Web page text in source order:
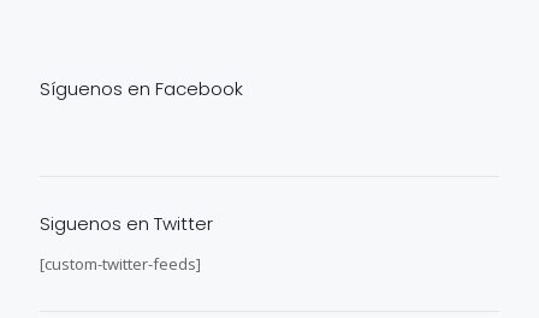
Síguenos en Facebook
Siguenos en Twitter
[custom-twitter-feeds]